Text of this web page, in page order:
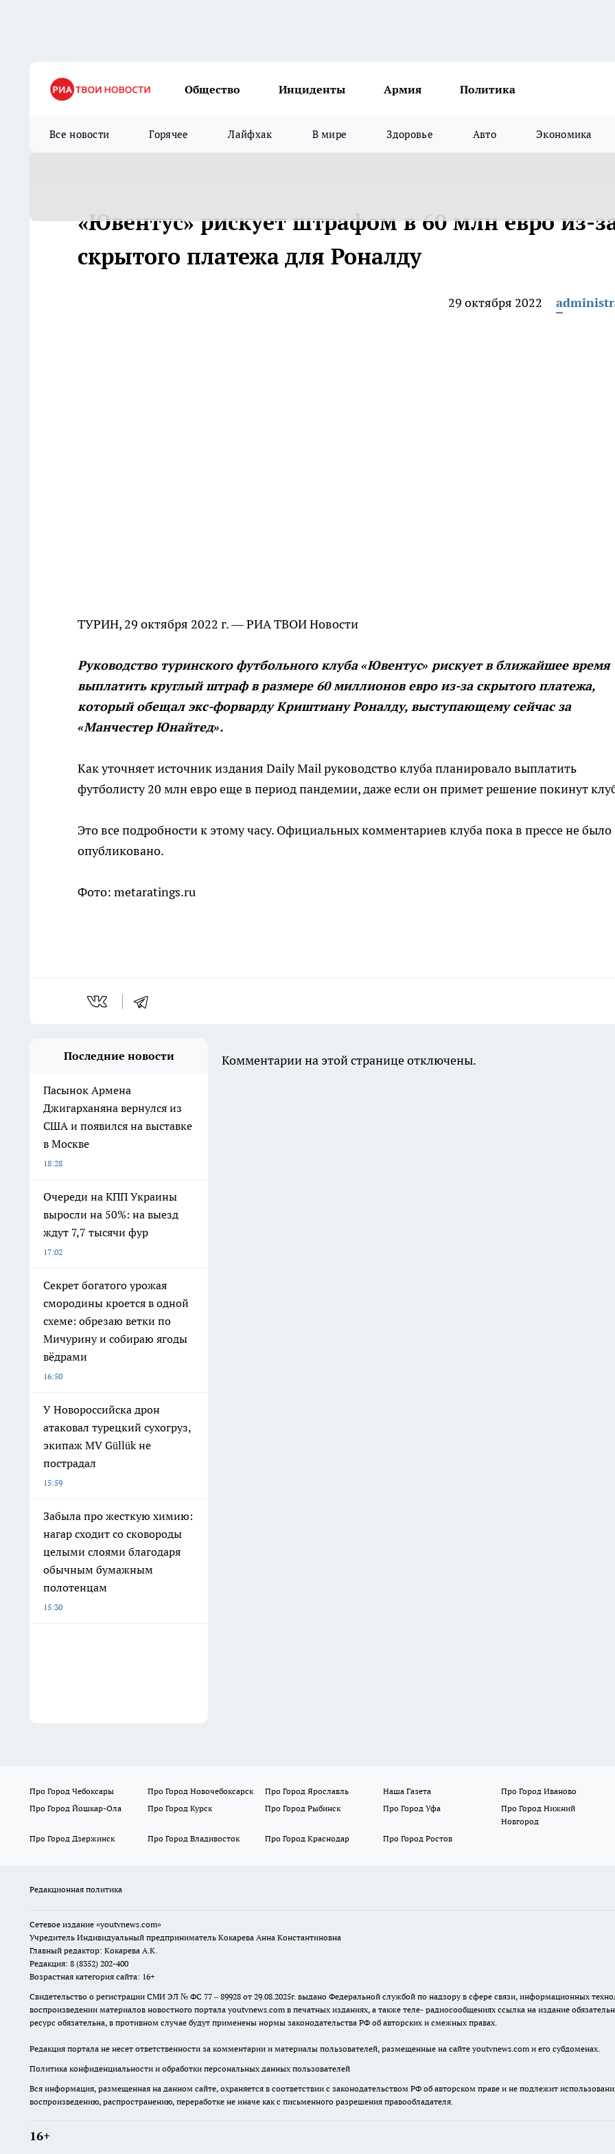
Общество Инциденты Армия Политика
Все новости Горячее Лайфхак В мире Здоровье Авто Экономика
«Ювентус» рискует штрафом в 60 млн евро из-
скрытого платежа для Роналду
29 октября 2022
ТУРИН, 29 октября 2022 г. — РИА ТВОИ Новости
Руководство туринского футбольного клуба «Ювентус» рискует в ближайшее время
выплатить круглый штраф в размере 60 миллионов евро из-за скрытого платежа,
который обещал экс-форварду Криштиану Роналду, выступающему сейчас за
«Манчестер Юнайтед».
Как уточняет источник издания Daily Mail руководство клуба планировало выплатить
футболисту 20 млн евро еще в период пандемии, даже если он примет решение покинут
Это все подробности к этому часу. Официальных комментариев клуба пока в прессе не было
опубликовано.
Фото: metaratings.ru
Последние новости
Пасынок Армена
Джигарханяна вернулся из
США и появился на выставке
в Москве
18:28
Очереди на КПП Украины
выросли на 50%: на выезд
ждут 7,7 тысячи фур
17:02
Секрет богатого урожая
смородины кроется в одной
схеме: обрезаю ветки по
Мичурину и собираю ягоды
вёдрами
16:50
У Новороссийска дрон
атаковал турецкий сухогруз,
экипаж MV Güllük не
пострадал
15:59
Забыла про жесткую химию:
нагар сходит со сковороды
целыми слоями благодаря
обычным бумажным
полотенцам
15:30
Комментарии на этой странице отключены.
Про Город Чебоксары Про Город Новочебоксарск Про Город Ярославль Наша Газета
Про Город Иваново
Про Город Йошкар-Ола
Про Город Курск Про Город Рыбинск Про Город Уфа
Про Город Нижний
Новгород
Про Город Дзержинск
Про Город Владивосток Про Город Краснодар Про Город Ростов
Редакционная политика
Сетевое издание «youtvnews.com»
Учредитель Индивидуальный предприниматель Кокарева Анна Константиновна
Главный редактор: Кокарева А.К.
Редакция: 8 (8352) 202-400
Возрастная категория сайта: 16+
Свидетельство о регистрации СМИ ЭЛ № ФС 77 – 89928 от 29.08.2025г. выдано Федеральной службой по надзору в сфере связи, информационных
воспроизведении материалов новостного портала youtvnews.com в печатных изданиях, а также теле- радиосообщениях ссылка на издание
ресурс обязательна, в противном случае будут применены нормы законодательства РФ об авторских и смежных правах.
Редакция портала не несет ответственности за комментарии и материалы пользователей, размещенные на сайте youtvnews.com и его субдоменах.
Политика конфиденциальности и обработки персональных данных пользователей
Вся информация, размещенная на данном сайте, охраняется в соответствии с законодательством РФ об авторском праве и не подлежит
воспроизведению, распространению, переработке не иначе как с письменного разрешения правообладателя.
16+